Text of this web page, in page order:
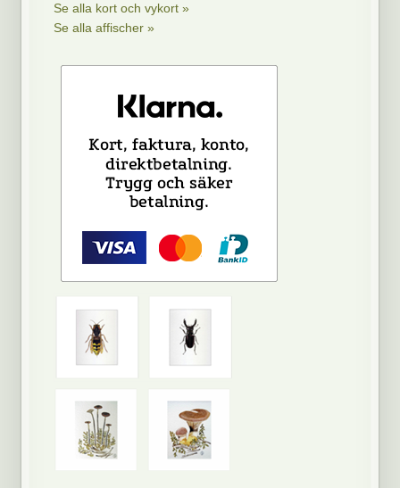
Se alla kort och vykort »
Se alla affischer »